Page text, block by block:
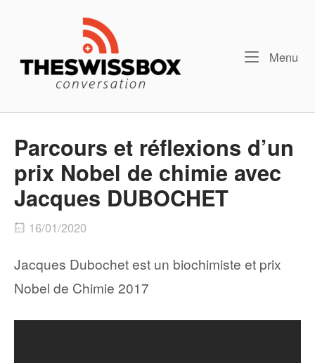
Menu
Parcours et réflexions d’un
prix Nobel de chimie avec
Jacques DUBOCHET
16/01/2020
Jacques Dubochet est un biochimiste et prix
Nobel de Chimie 2017